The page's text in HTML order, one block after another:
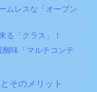
ムレスな「オープン
る「クラス」！
醐味「マルチコンテ
そのメリット